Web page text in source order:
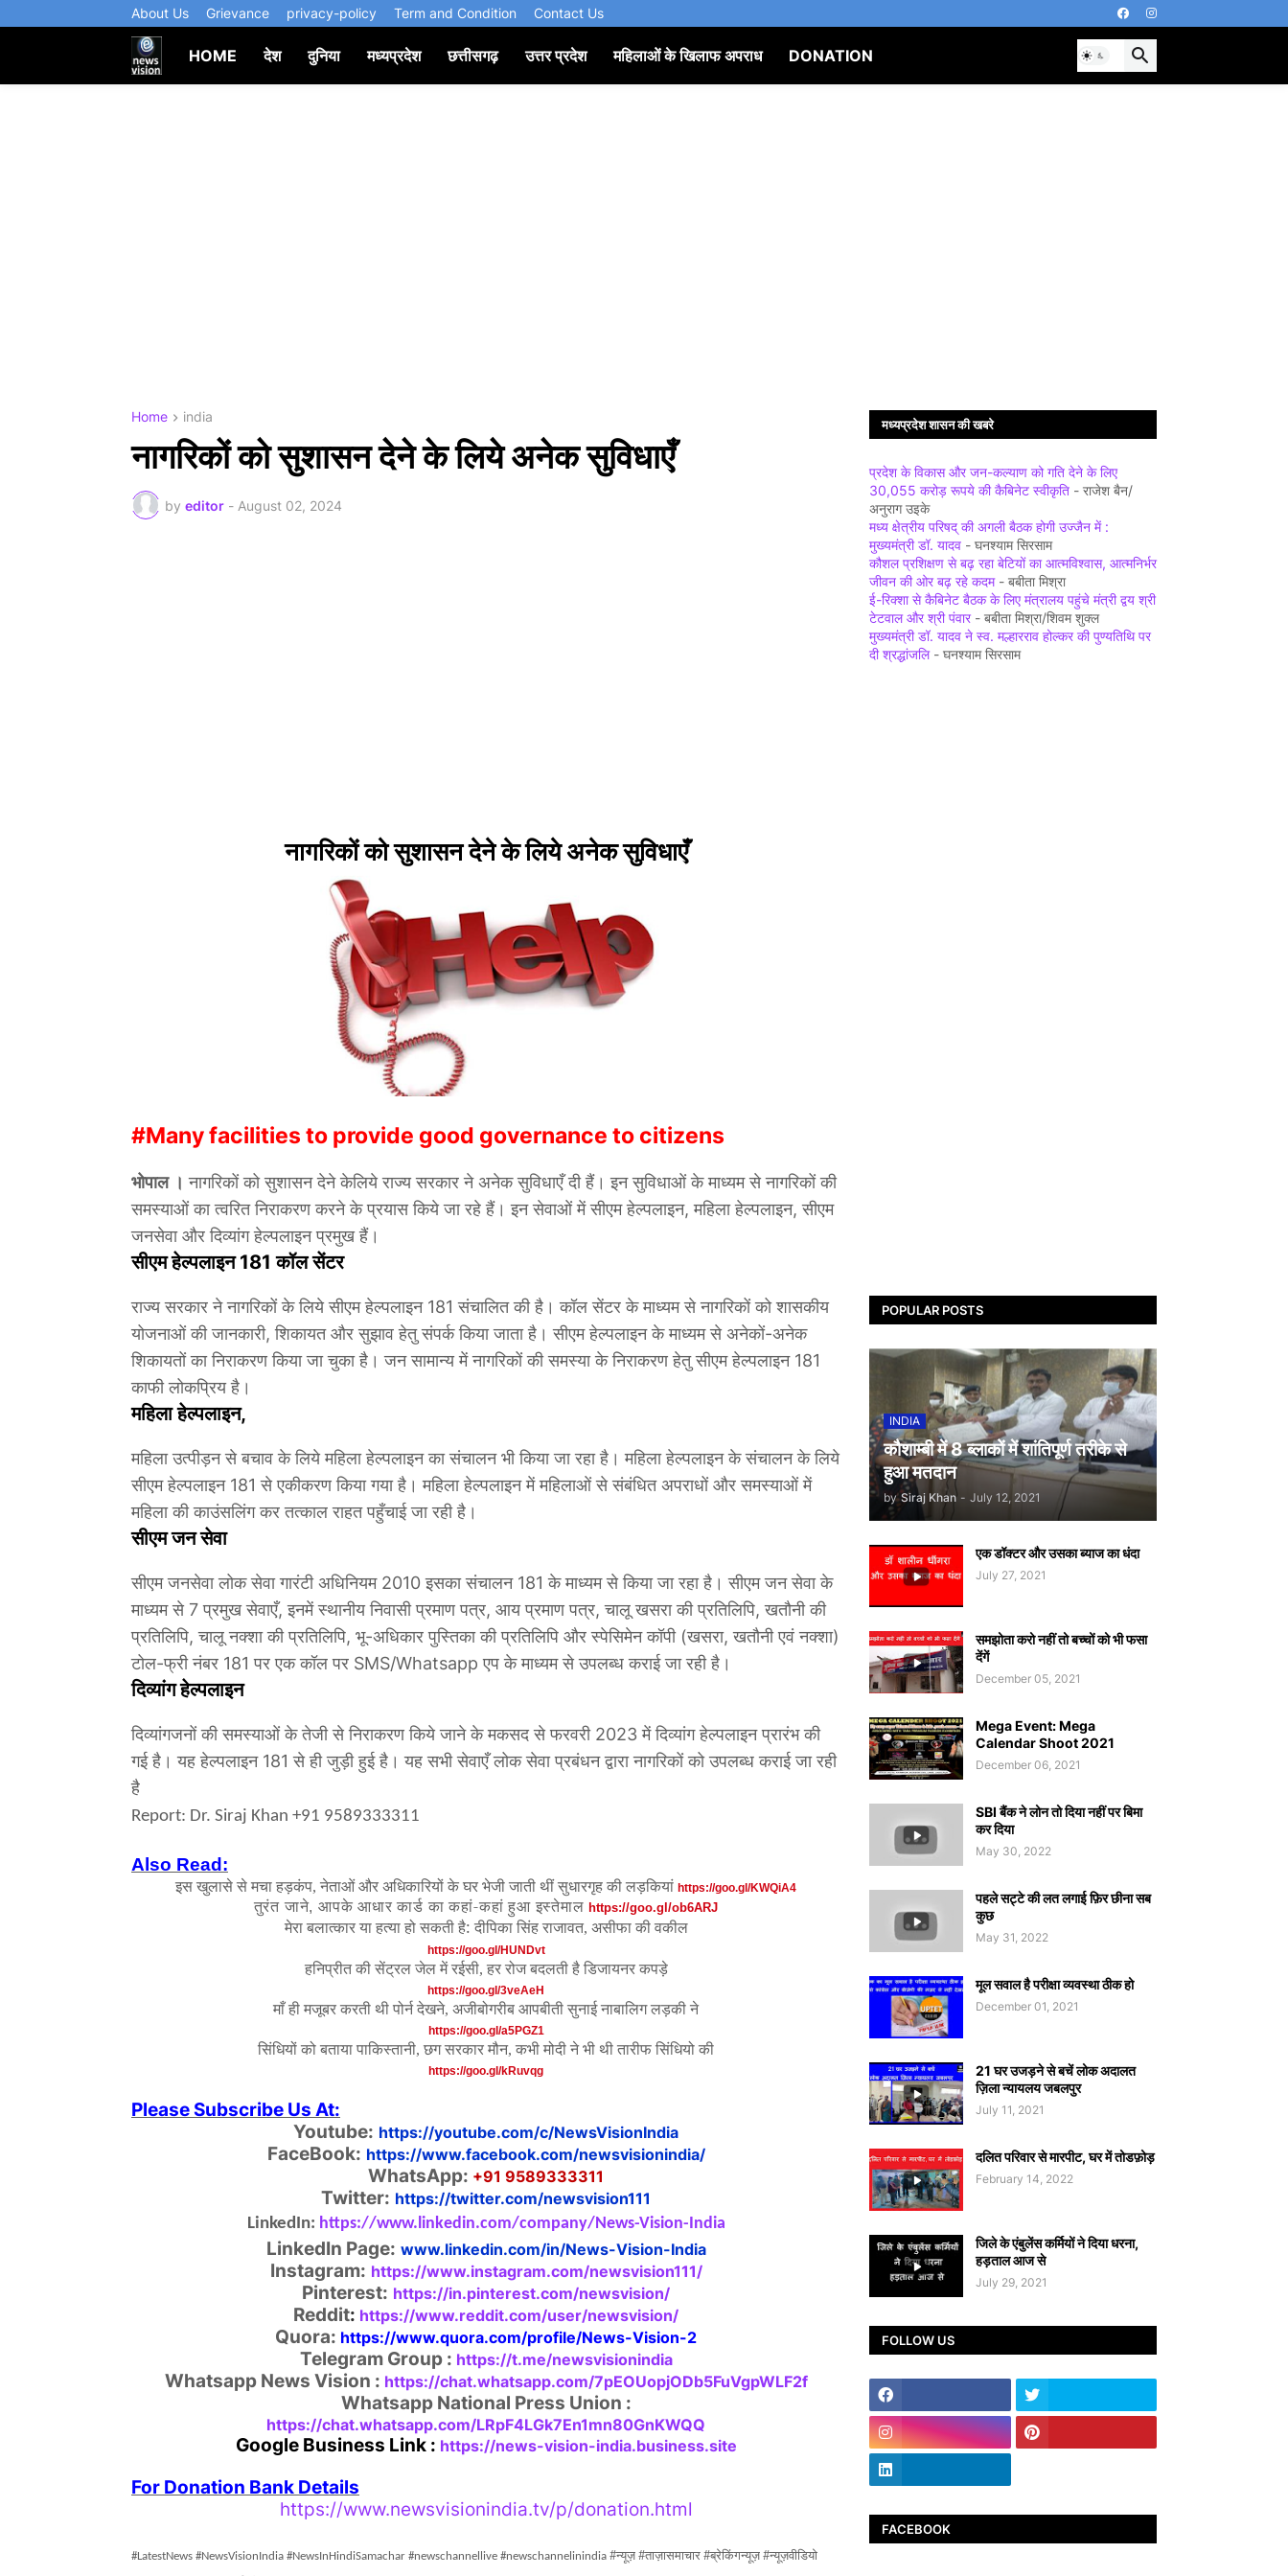
About Us Grievance privacy-policy Term and Condition Contact Us
HOME देश दुनिया मध्यप्रदेश छत्तीसगढ़ उत्तर प्रदेश महिलाओं के खिलाफ अपराध DONATION
Home india
नागरिकों को सुशासन देने के लिये अनेक सुविधाएँ
by editor - August 02, 2024
नागरिकों को सुशासन देने के लिये अनेक सुविधाएँ
#Many facilities to provide good governance to citizens
भोपाल । नागरिकों को सुशासन देने केलिये राज्य सरकार ने अनेक सुविधाएँ दी हैं। इन सुविधाओं के माध्यम से नागरिकों की
समस्याओं का त्वरित निराकरण करने के प्रयास किये जा रहे हैं। इन सेवाओं में सीएम हेल्पलाइन, महिला हेल्पलाइन, सीएम
जनसेवा और दिव्यांग हेल्पलाइन प्रमुख हैं।
सीएम हेल्पलाइन 181 कॉल सेंटर
राज्य सरकार ने नागरिकों के लिये सीएम हेल्पलाइन 181 संचालित की है। कॉल सेंटर के माध्यम से नागरिकों को शासकीय
योजनाओं की जानकारी, शिकायत और सुझाव हेतु संपर्क किया जाता है। सीएम हेल्पलाइन के माध्यम से अनेकों-अनेक
शिकायतों का निराकरण किया जा चुका है। जन सामान्य में नागरिकों की समस्या के निराकरण हेतु सीएम हेल्पलाइन 181
काफी लोकप्रिय है।
महिला हेल्पलाइन,
महिला उत्पीड़न से बचाव के लिये महिला हेल्पलाइन का संचालन भी किया जा रहा है। महिला हेल्पलाइन के संचालन के लिये
सीएम हेल्पलाइन 181 से एकीकरण किया गया है। महिला हेल्पलाइन में महिलाओं से संबंधित अपराधों और समस्याओं में
महिला की काउंसलिंग कर तत्काल राहत पहुँचाई जा रही है।
सीएम जन सेवा
सीएम जनसेवा लोक सेवा गारंटी अधिनियम 2010 इसका संचालन 181 के माध्यम से किया जा रहा है। सीएम जन सेवा के
माध्यम से 7 प्रमुख सेवाएँ, इनमें स्थानीय निवासी प्रमाण पत्र, आय प्रमाण पत्र, चालू खसरा की प्रतिलिपि, खतौनी की
प्रतिलिपि, चालू नक्शा की प्रतिलिपि, भू-अधिकार पुस्तिका की प्रतिलिपि और स्पेसिमेन कॉपी (खसरा, खतौनी एवं नक्शा)
टोल-फ्री नंबर 181 पर एक कॉल पर SMS/Whatsapp एप के माध्यम से उपलब्ध कराई जा रही है।
दिव्यांग हेल्पलाइन
दिव्यांगजनों की समस्याओं के तेजी से निराकरण किये जाने के मकसद से फरवरी 2023 में दिव्यांग हेल्पलाइन प्रारंभ की
गई है। यह हेल्पलाइन 181 से ही जुड़ी हुई है। यह सभी सेवाएँ लोक सेवा प्रबंधन द्वारा नागरिकों को उपलब्ध कराई जा रही
है
Report: Dr. Siraj Khan +91 9589333311
Also Read:
इस खुलासे से मचा हड़कंप, नेताओं और अधिकारियों के घर भेजी जाती थीं सुधारगृह की लड़कियां https://goo.gl/KWQiA4
तुरंत जाने, आपके आधार कार्ड का कहां-कहां हुआ इस्तेमाल https://goo.gl/ob6ARJ
मेरा बलात्कार या हत्या हो सकती है: दीपिका सिंह राजावत, असीफा की वकील
https://goo.gl/HUNDvt
हनिप्रीत की सेंट्रल जेल में रईसी, हर रोज बदलती है डिजायनर कपड़े
https://goo.gl/3veAeH
माँ ही मजूबर करती थी पोर्न देखने, अजीबोगरीब आपबीती सुनाई नाबालिग लड़की ने
https://goo.gl/a5PGZ1
सिंधियों को बताया पाकिस्तानी, छग सरकार मौन, कभी मोदी ने भी थी तारीफ सिंधियो की
https://goo.gl/kRuvqg
Please Subscribe Us At:
Youtube: https://youtube.com/c/NewsVisionIndia
FaceBook: https://www.facebook.com/newsvisionindia/
WhatsApp: +91 9589333311
Twitter: https://twitter.com/newsvision111
LinkedIn: https://www.linkedin.com/company/News-Vision-India
LinkedIn Page: www.linkedin.com/in/News-Vision-India
Instagram: https://www.instagram.com/newsvision111/
Pinterest: https://in.pinterest.com/newsvision/
Reddit: https://www.reddit.com/user/newsvision/
Quora: https://www.quora.com/profile/News-Vision-2
Telegram Group : https://t.me/newsvisionindia
Whatsapp News Vision : https://chat.whatsapp.com/7pEOUopjODb5FuVgpWLF2f
Whatsapp National Press Union :
https://chat.whatsapp.com/LRpF4LGk7En1mn80GnKWQQ
Google Business Link : https://news-vision-india.business.site
For Donation Bank Details
https://www.newsvisionindia.tv/p/donation.html
#LatestNews #NewsVisionIndia #NewsInHindiSamachar #newschannellive #newschannelinindia #न्यूज़ #ताज़ासमाचार #ब्रेकिंगन्यूज़ #न्यूज़वीडियो
मध्यप्रदेश शासन की खबरे
प्रदेश के विकास और जन-कल्याण को गति देने के लिए
30,055 करोड़ रूपये की कैबिनेट स्वीकृति - राजेश बैन/
अनुराग उइके
मध्य क्षेत्रीय परिषद् की अगली बैठक होगी उज्जैन में :
मुख्यमंत्री डॉ. यादव - घनश्याम सिरसाम
कौशल प्रशिक्षण से बढ़ रहा बेटियों का आत्मविश्वास, आत्मनिर्भर
जीवन की ओर बढ़ रहे कदम- बबीता मिश्रा
ई-रिक्शा से कैबिनेट बैठक के लिए मंत्रालय पहुंचे मंत्री द्वय श्री
टेटवाल और श्री पंवार- बबीता मिश्रा/शिवम शुक्ल
मुख्यमंत्री डॉ. यादव ने स्व. मल्हारराव होल्कर की पुण्यतिथि पर
दी श्रद्धांजलि- घनश्याम सिरसाम
POPULAR POSTS
INDIA
कौशाम्बी में 8 ब्लाकों में शांतिपूर्ण तरीके से
हुआ मतदान
by Siraj Khan - July 12, 2021
एक डॉक्टर और उसका ब्याज का धंदा
July 27, 2021
समझोता करो नहीं तो बच्चों को भी फसा
देंगें
December 05, 2021
Mega Event: Mega
Calendar Shoot 2021
December 06, 2021
SBI बैंक ने लोन तो दिया नहीं पर बिमा
कर दिया
May 30, 2022
पहले सट्टे की लत लगाई फ़िर छीना सब
कुछ
May 31, 2022
मूल सवाल है परीक्षा व्यवस्था ठीक हो
December 01, 2021
21 घर उजड़ने से बचें लोक अदालत
ज़िला न्यायलय जबलपुर
July 11, 2021
दलित परिवार से मारपीट, घर में तोडफ़ोड़
February 14, 2022
जिले के एंबुलेंस कर्मियों ने दिया धरना,
हड़ताल आज से
July 29, 2021
FOLLOW US
FACEBOOK